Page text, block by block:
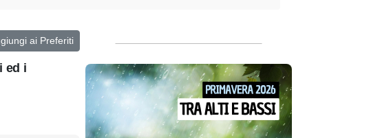
ai Preferiti
ed i